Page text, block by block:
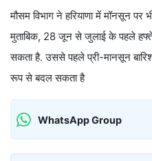
मौसम विभाग ने हरियाणा में मॉनसून पर
मुताबिक, 28 जून से जुलाई के पहले
सकता है. उससे पहले प्री-मानसून
रूप से बदल सकता है
WhatsApp Group